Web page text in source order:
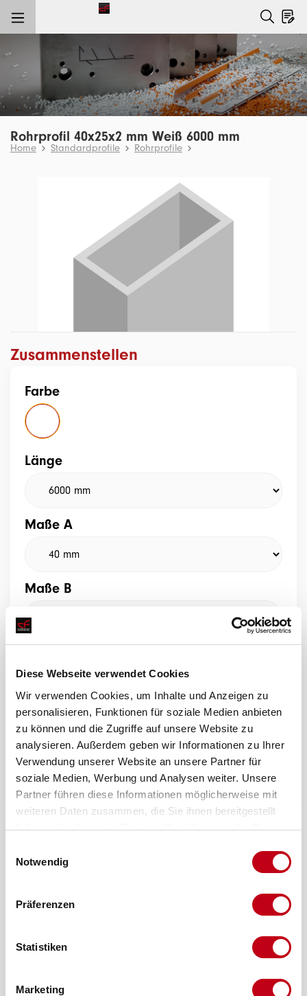
Diese Webseite verwendet Cookies
Wir verwenden Cookies, um Inhalte und Anzeigen zu
personalisieren, Funktionen für soziale Medien anbieten
zu können und die Zugriffe auf unsere Website zu
analysieren. Außerdem geben wir Informationen zu Ihrer
Verwendung unserer Website an unsere Partner für
soziale Medien, Werbung und Analysen weiter. Unsere
Partner führen diese Informationen möglicherweise mit
weiteren Daten zusammen, die Sie ihnen bereitgestellt
haben oder die sie im Rahmen Ihrer Nutzung der Dienste
Notwendig
Präferenzen
Statistiken
Marketing
springen
Rohrprofil 40x25x2 mm Weiß 6000 mm
Home Standardprofile Rohrprofile
Zusammenstellen
Farbe
Länge
Maße A
Maße B
Ein Angebot anfragen